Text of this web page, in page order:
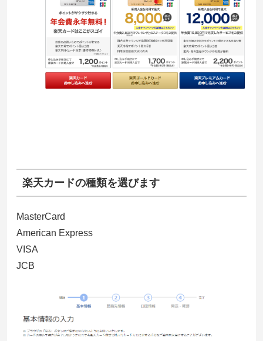
楽天カードの種類を選びます
MasterCard
American Express
VISA
JCB